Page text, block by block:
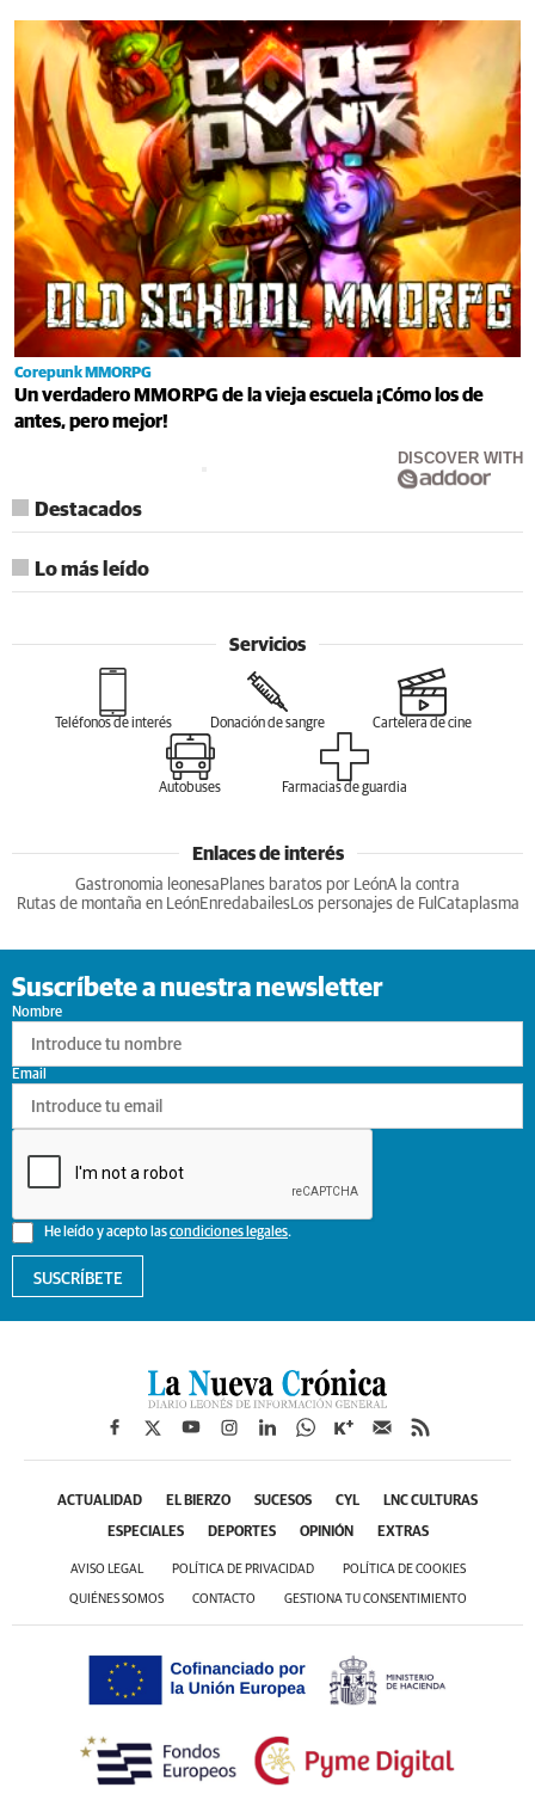
Corepunk MMORPG
Un verdadero MMORPG de la vieja escuela ¡Cómo los de
antes, pero mejor!
DISCOVER WITH
Destacados
Lo más leído
Servicios
Teléfonos de interés Donación de sangre Cartelera de cine
Autobuses Farmacias de guardia
Enlaces de interés
Gastronomia leonesa Planes baratos por LeónA la contra
Rutas de montaña en LeónEnredabailesLos personajes de Ful Cataplasma
Suscríbete a nuestra newsletter
Nombre
He leído y acepto lascondiciones legales.
Email
SUSCRÍBETE
ACTUALIDAD EL BIERZO SUCESOS CYL LNC CULTURAS
ESPECIALES DEPORTES OPINIÓN EXTRAS
AVISO LEGAL POLÍTICA DE PRIVACIDAD POLÍTICA DE COOKIES
QUIÉNES SOMOS CONTACTO GESTIONA TU CONSENTIMIENTO